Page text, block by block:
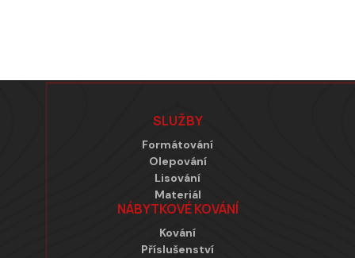
Zápatí
SLUŽBY
Formátování
Olepování
Lisování
Materiál
NÁBYTKOVÉ KOVÁNÍ
Kování
Příslušenství